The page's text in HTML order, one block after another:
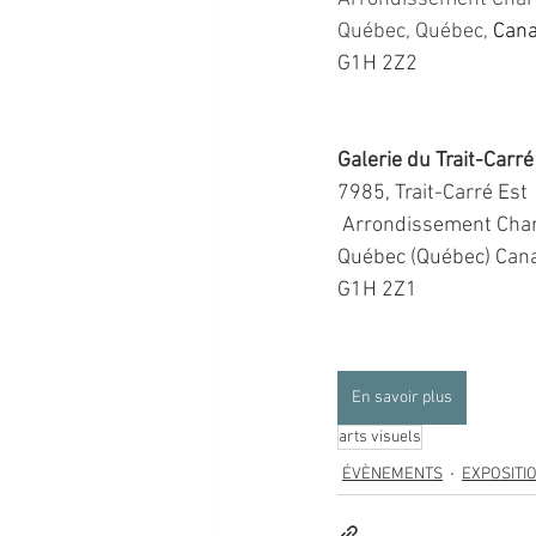
Québec, Québec,
G1H 2Z2
Galerie du Trait-Carré
7985, Trait-Carré Est
Arrondissement
Québec (Québec)
G1H 2Z1
En savoir plus
arts visuels
ÉVÈNEMENTS